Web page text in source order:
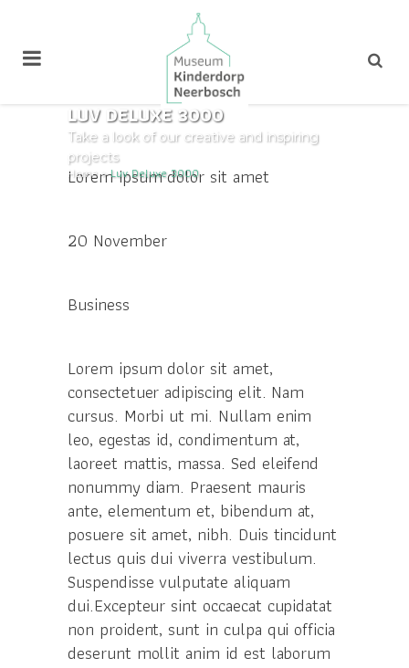
LUV DELUXE 3000
Take a look of our creative and inspiring
projects
Home>Luv Deluxe 3000
Custom Field
Lorem ipsum dolor sit amet
20 November
Business
Lorem ipsum dolor sit amet,
consectetuer adipiscing elit. Nam
cursus. Morbi ut mi. Nullam enim
leo, egestas id, condimentum at,
laoreet mattis, massa. Sed eleifend
nonummy diam. Praesent mauris
ante, elementum et, bibendum at,
posuere sit amet, nibh. Duis tincidunt
lectus quis dui viverra vestibulum.
Suspendisse vulputate aliquam
dui.Excepteur sint occaecat cupidatat
non proident, sunt in culpa qui officia
deserunt mollit anim id est laborum